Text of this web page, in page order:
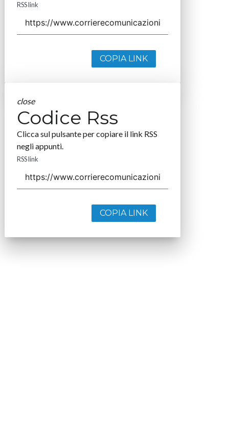
RSS link
COPIA LINK
close
Codice Rss
Clicca sul pulsante per copiare il link RSS
negli appunti.
RSS link
COPIA LINK